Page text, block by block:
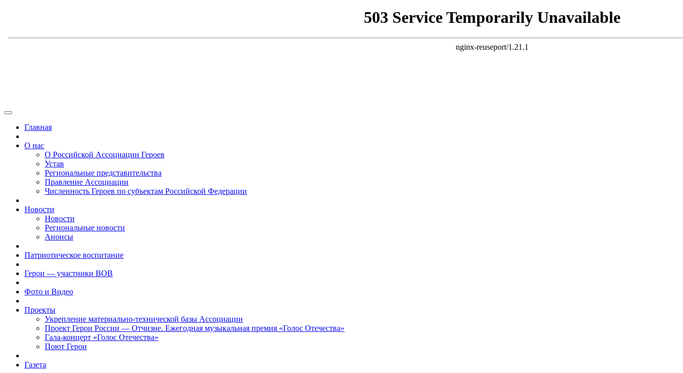
Главная
О нас
О Российской Ассоциации Героев
Устав
Региональные представительства
Правление Ассоциации
Численность Героев по субъектам Российской Федерации
Новости
Новости
Региональные новости
Анонсы
Патриотическое воспитание
Герои — участники ВОВ
Фото и Видео
Проекты
Укрепление материально-технической базы Ассоциации
Проект Герои России — Отчизне. Ежегодная музыкальная премия «Голос Отечества»
Гала-концерт «Голос Отечества»
Поют Герои
Газета